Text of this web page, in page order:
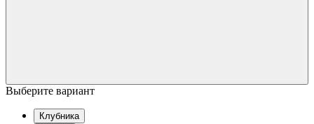
Выберите вариант
Клубника